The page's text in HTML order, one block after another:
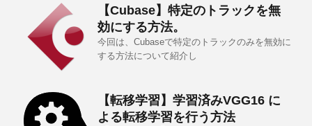
【Cubase】特定のトラックを無
効にする方法。
今回は、Cubaseで特定のトラックのみを無効に
する方法について紹介し
【転移学習】学習済みVGG16 に
よる転移学習を行う方法